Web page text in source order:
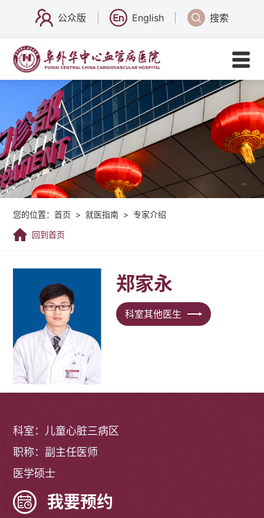
公众版 English 搜索
您的位置：首页 > 就医指南 > 专家介绍
回到首页
郑家永
科室其他医生
科室：儿童心脏三病区
职称：副主任医师
医学硕士
我要预约